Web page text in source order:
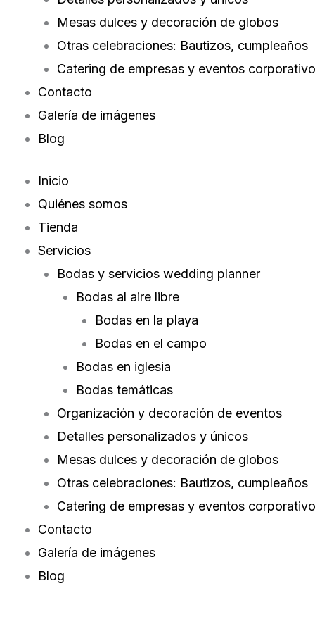
Mesas dulces y decoración de globos
Otras celebraciones: Bautizos, cumpleaños
Catering de empresas y eventos
Contacto
Galería de imágenes
Blog
Inicio
Quiénes somos
Tienda
Servicios
Bodas y servicios wedding planner
Bodas al aire libre
Bodas en la playa
Bodas en el campo
Bodas en iglesia
Bodas temáticas
Organización y decoración de eventos
Detalles personalizados y únicos
Mesas dulces y decoración de globos
Otras celebraciones: Bautizos, cumpleaños
Catering de empresas y eventos
Contacto
Galería de imágenes
Blog